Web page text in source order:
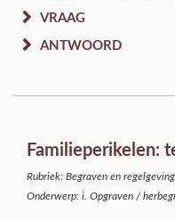
VRAAG
ANTWOORD
Familieperikelen:
Rubriek: Begraven en regelgeving
Onderwerp: i. Opgraven /